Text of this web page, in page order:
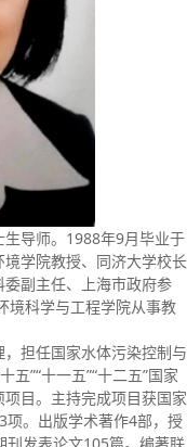
导师。1988年9月毕业于
学院教授、同济大学校长
副主任、上海市政府参
境科学与工程学院从事教
担任国家水体污染控制与
”“十一五”“十二五”国家
目。主持完成项目获国家
项。出版学术著作4部，授